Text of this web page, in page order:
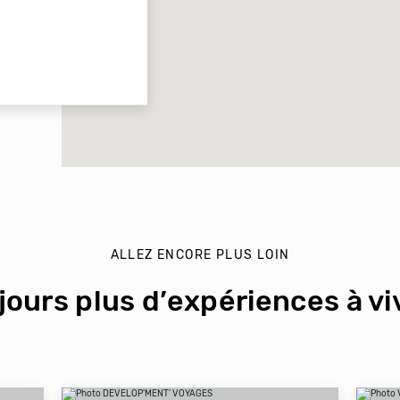
ALLEZ ENCORE PLUS LOIN
plus d’expériences à